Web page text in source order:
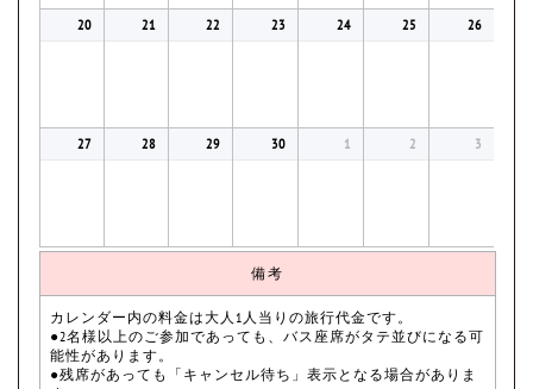
20 21 22 23 24 25 26
27 28 29 30 1 2 3
備考
カレンダー内の料金は大人1人当りの旅行代金です。
●2名様以上のご参加であっても、バス座席がタテ並びになる可
能性があります。
●残席があっても「キャンセル待ち」表示となる場合がありま